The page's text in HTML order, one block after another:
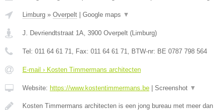
Limburg » Overpelt Google maps ▼
J. Devriendtstraat 1A, 3900 Overpelt (Limburg)
Tel: 011 64 61 71, Fax: 011 64 61 71, BTW-nr: BE 0787 798 564
E-mail › Kosten Timmermans architecten
Website: https://www.kostentimmermans.be Screenshot ▼
Kosten Timmermans architecten is een jong bureau met meer dan